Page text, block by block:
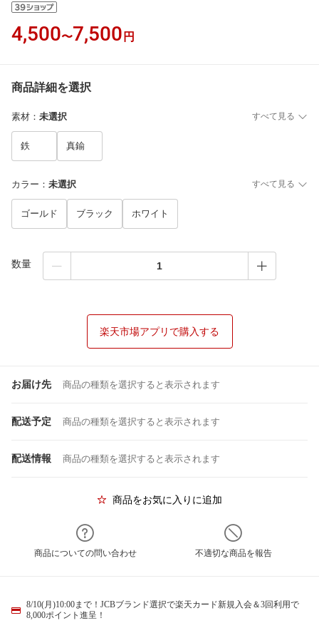
4,500〜7,500 円
商品詳細を選択
素材 ： 未選択 すべて見る
鉄 真鍮
カラー ： 未選択 すべて見る
ゴールド ブラック ホワイト
数量
楽天市場アプリで購入する
お届け先 商品の種類を選択すると表示されます
配送予定 商品の種類を選択すると表示されます
配送情報 商品の種類を選択すると表示されます
商品をお気に入りに追加
商品についての問い合わせ 不適切な商品を報告
8/10(月)10:00まで！JCBブランド選択で楽天カード新規入会＆3回利用で
8,000ポイント進呈！